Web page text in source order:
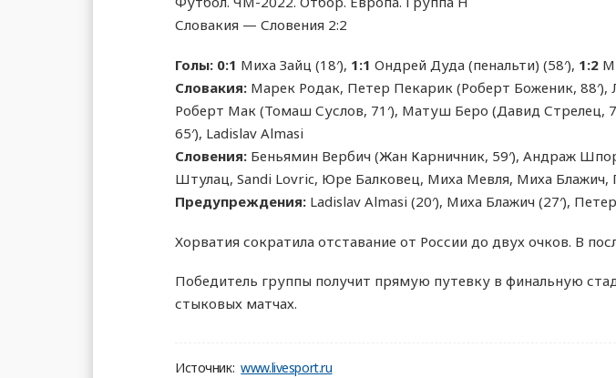
Словакия — Словения 2:2
Голы: 0:1 Миха Зайц (18′), 1:1 Ондрей Дуда (пенальти) (58′), 1:2
Словакия: Марек Родак, Петер Пекарик (Роберт Боженик,
Роберт Мак (Томаш Суслов, 71′), Матуш Беро (Давид Стрелец,
65′), Ladislav Almasi
Словения: Беньямин Вербич (Жан Карничник, 59′), Андраж
Штулац, Sandi Lovric, Юре Балковец, Миха Мевля, Миха Блажич,
Предупреждения: Ladislav Almasi (20′), Миха Блажич (27′),
Хорватия сократила отставание от России до двух очков. В
Победитель группы получит прямую путевку в финальную
стыковых матчах.
Источник: www.livesport.ru